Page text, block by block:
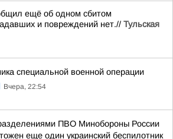
ещё об одном сбитом
и повреждений нет.// Тульская
специальной военной операции
Вчера, 22:54
ПВО Минобороны России
еще один украинский беспилотник